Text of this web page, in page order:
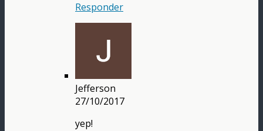
Responder
Jefferson
27/10/2017
yep!